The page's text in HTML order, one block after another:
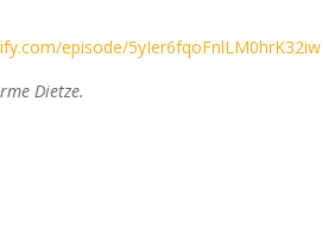
episode/5yIer6fqoFnlLM0hrK32iw
Dietze.